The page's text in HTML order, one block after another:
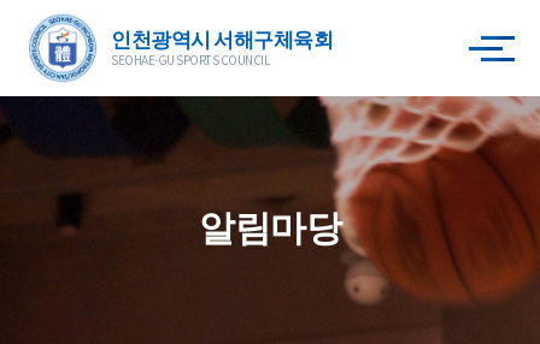
인천광역시 서해구체육회
SEOHAE-GU SPORTS COUNCIL
알림마당